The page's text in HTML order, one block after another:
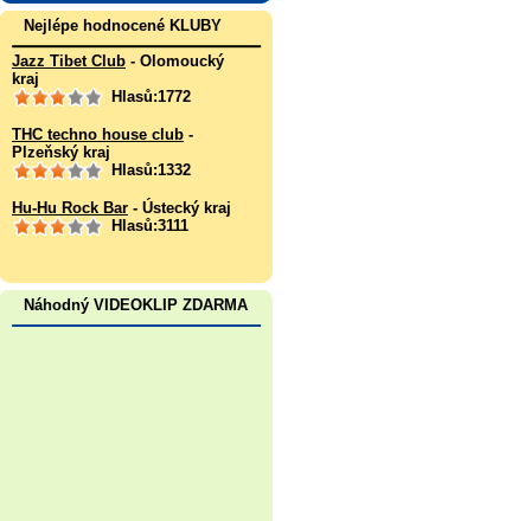
Nejlépe hodnocené KLUBY
Jazz Tibet Club - Olomoucký
kraj
Hlasů:1772
THC techno house club -
Plzeňský kraj
Hlasů:1332
Hu-Hu Rock Bar - Ústecký kraj
Hlasů:3111
Náhodný VIDEOKLIP ZDARMA